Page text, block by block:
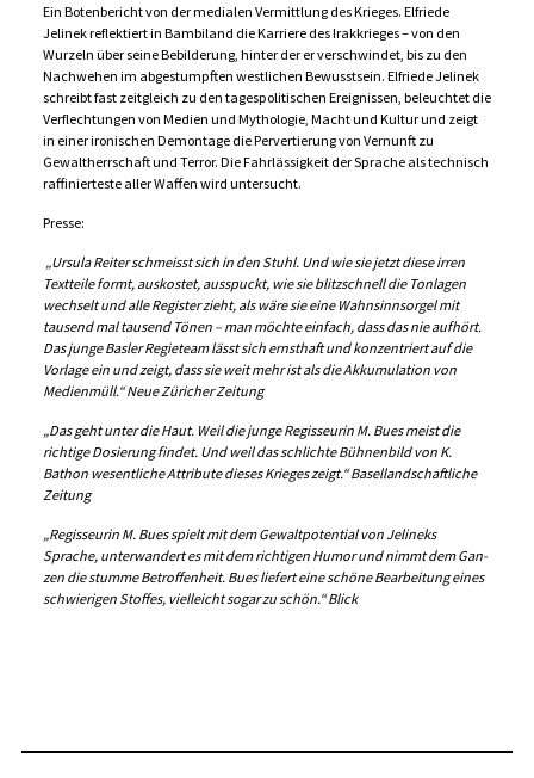
Ein Botenbericht von der medialen Vermittlung des Krieges. Elfriede
Jelinek reflektiert in Bambiland die Karriere des Irakkrieges – von den
Wurzeln über seine Bebilderung, hinter der er verschwindet, bis zu den
Nachwehen im abgestumpften westlichen Bewusstsein. Elfriede Jelinek
schreibt fast zeitgleich zu den tagespolitischen Ereignissen, beleuchtet die
Verflechtungen von Medien und Mythologie, Macht und Kultur und zeigt
in einer ironischen Demontage die Pervertierung von Vernunft zu
Gewaltherrschaft und Terror. Die Fahrlässigkeit der Sprache als technisch
raffinierteste aller Waffen wird untersucht.
Presse:
„Ursula Reiter schmeisst sich in den Stuhl. Und wie sie jetzt diese irren
Textteile formt, auskostet, ausspuckt, wie sie blitzschnell die Tonlagen
wechselt und alle Register zieht, als wäre sie eine Wahnsinnsorgel mit
tausend mal tausend Tönen – man möchte einfach, dass das nie aufhört.
Das junge Basler Regieteam lässt sich ernsthaft und konzentriert auf die
Vorlage ein und zeigt, dass sie weit mehr ist als die Akkumulation von
Medienmüll.“Neue Züricher Zeitung
„Das geht unter die Haut. Weil die junge Regisseurin M. Bues meist die
richtige Dosierung findet. Und weil das schlichte Bühnenbild von K.
Bathon wesentliche Attribute dieses Krieges zeigt.“Basellandschaftliche
Zeitung
„Regisseurin M. Bues spielt mit dem Gewaltpotential von Jelineks
Sprache, unterwandert es mit dem richtigen Humor und nimmt dem Gan­
zen die stumme Betroffenheit. Bues liefert eine schöne Bearbeitung eines
schwierigen Stoffes, vielleicht sogar zu schön.“Blick